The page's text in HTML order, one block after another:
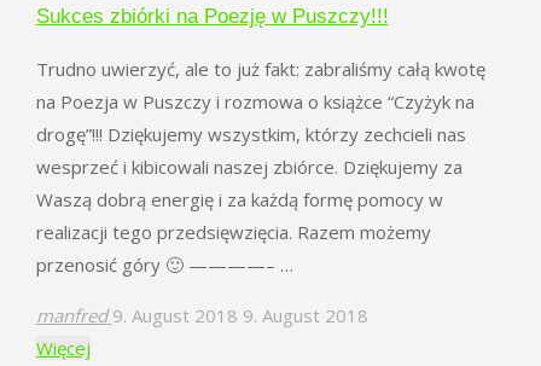
kirkutu
Narewce
za
nami"
Sukces zbiórki na Poezję w Puszczy!!!
Trudno uwierzyć, ale to już fakt: zabraliśmy całą kwotę
na Poezja w Puszczy i rozmowa o książce “Czyżyk na
drogę”!!! Dziękujemy wszystkim, którzy zechcieli nas
wesprzeć i kibicowali naszej zbiórce. Dziękujemy za
Waszą dobrą energię i za każdą formę pomocy w
realizacji tego przedsięwzięcia. Razem możemy
przenosić góry 🙂 ————– …
manfred 9. August 2018 9. August 2018
Więcej"Sukces